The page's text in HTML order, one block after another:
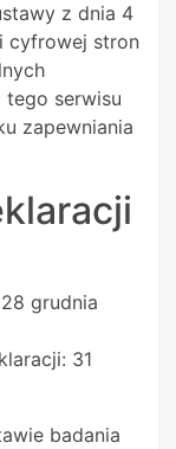
z dnia 4
cyfrowej stron
serwisu
zapewniania
28 grudnia
31
badania